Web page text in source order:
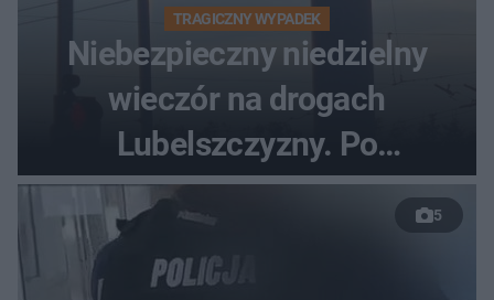
TRAGICZNY WYPADEK
Niebezpieczny niedzielny
wieczór na drogach
Lubelszczyzny. Po
nieudanym manewrze
wyprzedzania zginął
kierowca auta
5